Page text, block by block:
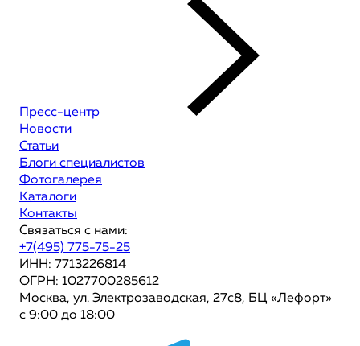
Пресс-центр
Новости
Статьи
Блоги специалистов
Фотогалерея
Каталоги
Контакты
Связаться с нами:
+7(495) 775-75-25
ИНН: 7713226814
ОГРН: 1027700285612
Москва, ул. Электрозаводская, 27с8, БЦ «Лефорт»
с 9:00 до 18:00